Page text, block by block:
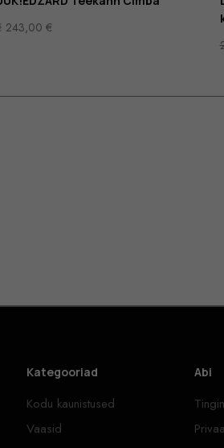
243,00 €
Kategooriad
Kodu kaunistused
Vaasid
Abi